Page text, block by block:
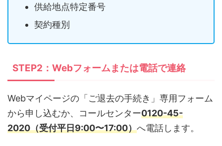
供給地点特定番号
契約種別
STEP2：Webフォームまたは電話で連絡
Webマイページの「ご退去の手続き」専用フォーム
から申し込むか、コールセンター0120-45-
2020（受付平日9:00〜17:00）へ電話します。